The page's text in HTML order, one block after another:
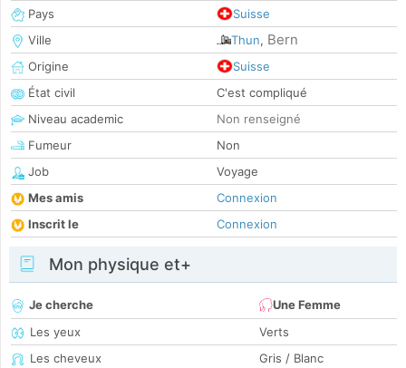
Pays
Suisse
Ville
Thun, Bern
Origine
Suisse
État civil
C'est compliqué
Niveau academic
Non renseigné
Fumeur
Non
Job
Voyage
Mes amis
Connexion
Inscrit le
Connexion
Mon physique et+
Je cherche
Une Femme
Les yeux
Verts
Les cheveux
Gris / Blanc